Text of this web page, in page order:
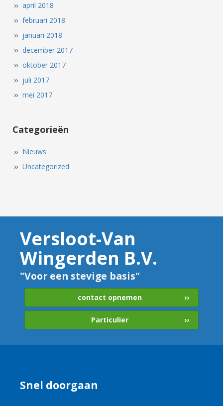
april 2018
februari 2018
januari 2018
december 2017
oktober 2017
juli 2017
mei 2017
Categorieën
Nieuws
Uncategorized
Versloot-Van
Wingerden B.V.
"Voor een stevige basis"
contact opnemen
Particulier
Snel doorgaan